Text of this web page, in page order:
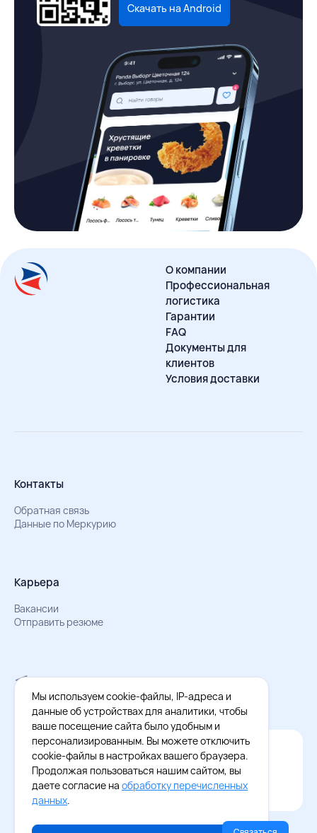
Скачать на Android
О компании
Профессиональная
логистика
Гарантии
FAQ
Документы для
клиентов
Условия доставки
Контакты
Обратная связь
Данные по Меркурию
Карьера
Вакансии
Отправить резюме
Мы в Телеграм
Документы об обработке персональных данных
Охрана труда – результаты СОУТ
Официальное приложение Восток - Запад
Cкачайте бесплатное приложение
Мы используем cookie-файлы, IP-адреса и
данные об устройствах для аналитики, чтобы
ваше посещение сайта было удобным и
персонализированным. Вы можете отключить
cookie-файлы в настройках вашего браузера.
Продолжая пользоваться нашим сайтом, вы
даете согласие на обработку перечисленных
данных.